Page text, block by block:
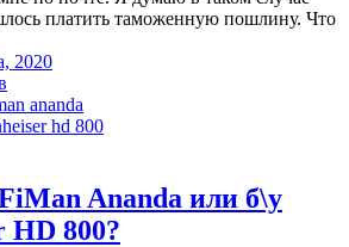
платить таможенную пошлину. Что
2020
ananda
hd 800
Ananda или б\у
HD 800?